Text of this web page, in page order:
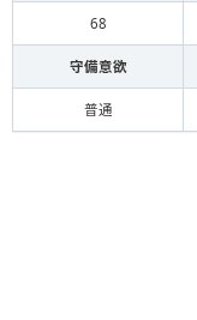
68
守備意欲
普通